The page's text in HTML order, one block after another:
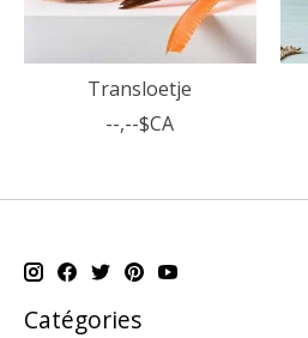
Transloetje
--,--$CA
Catégories